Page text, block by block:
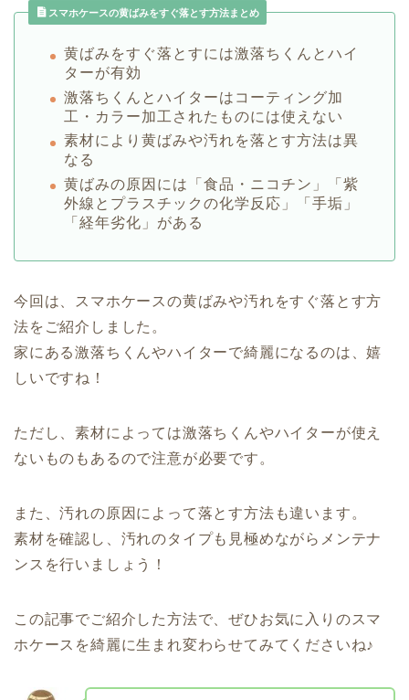
スマホケースの黄ばみをすぐ落とす方法まとめ
黄ばみをすぐ落とすには激落ちくんとハイ
ターが有効
激落ちくんとハイターはコーティング加
工・カラー加工されたものには使えない
素材により黄ばみや汚れを落とす方法は異
なる
黄ばみの原因には「食品・ニコチン」「紫
外線とプラスチックの化学反応」「手垢」
「経年劣化」がある
今回は、スマホケースの黄ばみや汚れをすぐ落とす方
法をご紹介しました。
家にある激落ちくんやハイターで綺麗になるのは、嬉
しいですね！
ただし、素材によっては激落ちくんやハイターが使え
ないものもあるので注意が必要です。
また、汚れの原因によって落とす方法も違います。
素材を確認し、汚れのタイプも見極めながらメンテナ
ンスを行いましょう！
この記事でご紹介した方法で、ぜひお気に入りのスマ
ホケースを綺麗に生まれ変わらせてみてくださいね♪